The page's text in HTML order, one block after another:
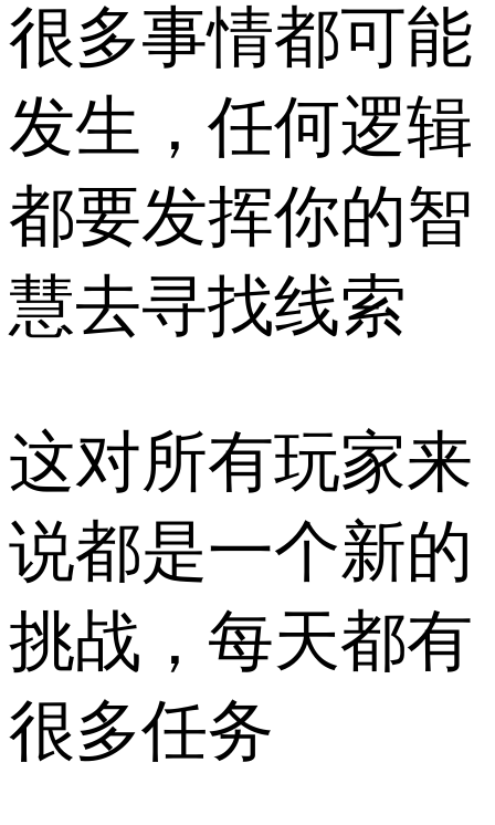
很多事情都可能
发生，任何逻辑
都要发挥你的智
慧去寻找线索
这对所有玩家来
说都是一个新的
挑战，每天都有
很多任务